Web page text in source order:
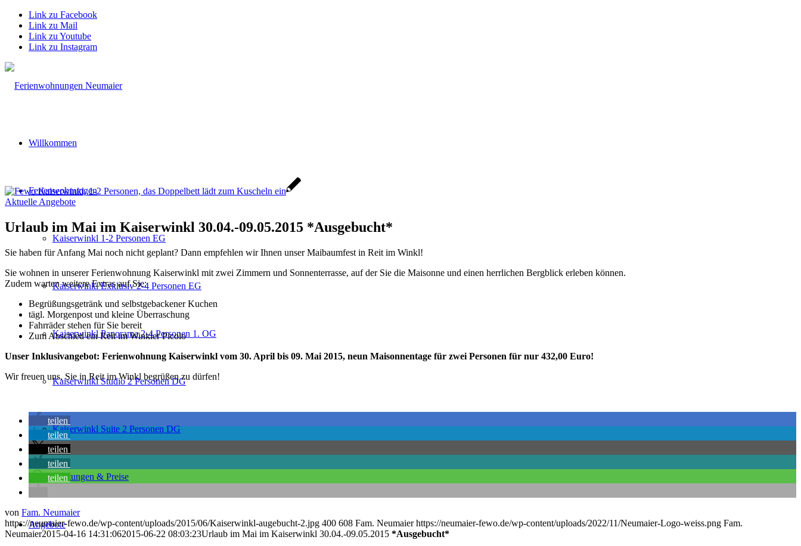
Link zu Facebook
Link zu Mail
Link zu Youtube
Link zu Instagram
Willkommen
Ferienwohnungen
Kaiserwinkl 1-2 Personen EG
Kaiserwinkl Exklusiv 2-4 Personen EG
Kaiserwinkl Panorama 2-4 Personen 1. OG
Kaiserwinkl Studio 2 Personen DG
Kaiserwinkl Suite 2 Personen DG
Leistungen & Preise
Angebote
Aktuelle Angebote
Urlaub im Mai im Kaiserwinkl 30.04.-09.05.2015 *Ausgebucht*
Sie haben für Anfang Mai noch nicht geplant? Dann empfehlen wir Ihnen unser Maibaumfest in Reit im Winkl!
Sie wohnen in unserer Ferienwohnung Kaiserwinkl mit zwei Zimmern und Sonnenterrasse, auf der Sie die Maisonne und einen herrlichen Bergblick erleben können.
Zudem warten weitere Extras auf Sie:
Begrüßungsgetränk und selbstgebackener Kuchen
tägl. Morgenpost und kleine Überraschung
Fahrräder stehen für Sie bereit
Zum Abschied ein Reit im Winkler Picolo
Unser Inklusivangebot: Ferienwohnung Kaiserwinkl vom 30. April bis 09. Mai 2015, neun Maisonnentage für zwei Personen für nur 432,00 Euro!
Wir freuen uns, Sie in Reit im Winkl begrüßen zu dürfen!
teilen
teilen
teilen
teilen
teilen
von Fam. Neumaier
https://neumaier-fewo.de/wp-content/uploads/2015/06/Kaiserwinkl-augebucht-2.jpg 400 608 Fam. Neumaier https://neumaier-fewo.de/wp-content/uploads/2022/11/Neumaier-Logo-weiss.png Fam.
Neumaier2015-04-16 14:31:062015-06-22 08:03:23Urlaub im Mai im Kaiserwinkl 30.04.-09.05.2015 *Ausgebucht*